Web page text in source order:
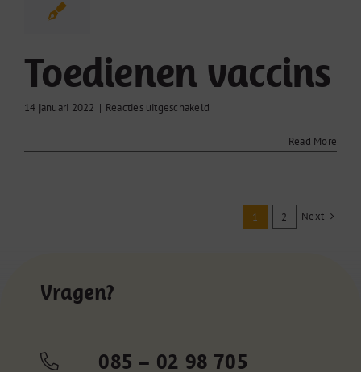
Toedienen vaccins
14 januari 2022 | Reacties uitgeschakeld
Read More
1 2 Next
Vragen?
085 – 02 98 705